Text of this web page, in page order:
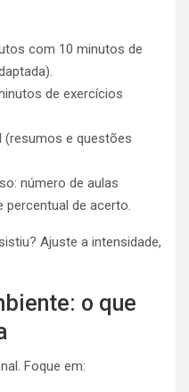
com 10 minutos de
de exercícios
(resumos e questões
número de aulas
de acerto.
Ajuste a intensidade,
o que
Foque em: